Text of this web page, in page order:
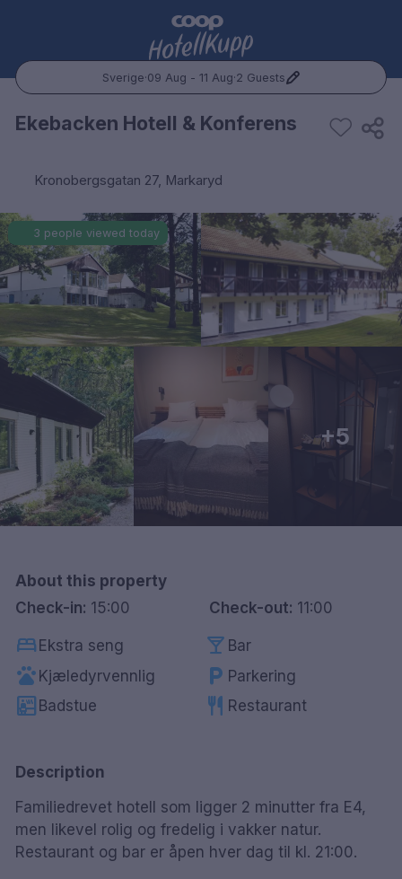
Sverige·09 Aug - 11 Aug·2 Guests
Popular Destinations:
Bergen
Trondheim
Hele Sverige
Stockholm
Göteborg
Hele Danmark
Done
Ekebacken Hotell & Konferens
Kronobergsgatan 27, Markaryd
3 people viewed today
+5
About this property
Check-in: 15:00 Check-out: 11:00
bed Ekstra seng local_bar Bar
pets Kjæledyrvennlig local_parking Parkering
sauna Badstue restaurant Restaurant
Description
Familiedrevet hotell som ligger 2 minutter fra E4,
men likevel rolig og fredelig i vakker natur.
Restaurant og bar er åpen hver dag til kl. 21:00.